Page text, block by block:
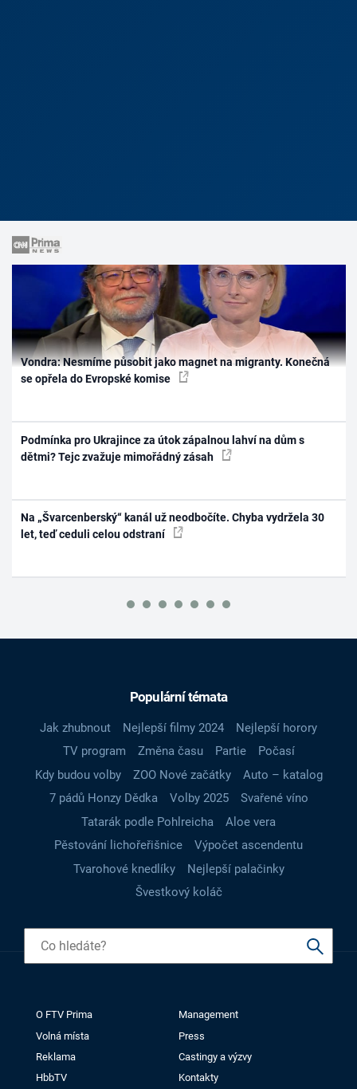
Vondra: Nesmíme působit jako magnet na migranty. Konečná
se opřela do Evropské komise
Podmínka pro Ukrajince za útok zápalnou lahví na dům s
dětmi? Tejc zvažuje mimořádný zásah
Na „Švarcenberský“ kanál už neodbočíte. Chyba vydržela 30
let, teď ceduli celou odstraní
Populární témata
Jak zhubnout Nejlepší filmy 2024
Nejlepší horory
TV program
Změna času Partie
Počasí
Kdy budou volby
ZOO Nové začátky
Auto – katalog
7 pádů Honzy Dědka
Volby 2025
Svařené víno
Tatarák podle Pohlreicha
Aloe vera
Pěstování lichořeřišnice
Výpočet ascendentu
Tvarohové knedlíky
Nejlepší palačinky
Švestkový koláč
O FTV Prima
Management
Volná místa
Press
Reklama
Castingy a výzvy
HbbTV
Kontakty